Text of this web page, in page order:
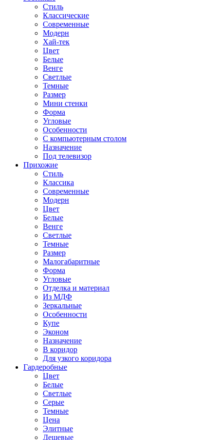
Стиль
Классические
Современные
Модерн
Хай-тек
Цвет
Белые
Венге
Светлые
Темные
Размер
Мини стенки
Форма
Угловые
Особенности
С компьютерным столом
Назначение
Под телевизор
Прихожие
Стиль
Классика
Современные
Модерн
Цвет
Белые
Венге
Светлые
Темные
Размер
Малогабаритные
Форма
Угловые
Отделка и материал
Из МДФ
Зеркальные
Особенности
Купе
Эконом
Назначение
В коридор
Для узкого коридора
Гардеробные
Цвет
Белые
Светлые
Серые
Темные
Цена
Элитные
Дешевые